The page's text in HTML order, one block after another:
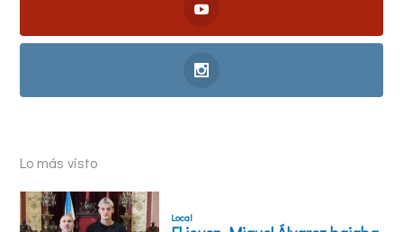
Lo más visto